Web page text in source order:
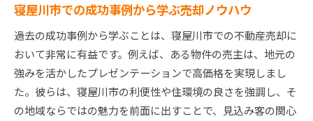
寝屋川市での成功事例から学ぶ売却ノウハウ
過去の成功事例から学ぶことは、寝屋川市での不動産売却に
おいて非常に有益です。例えば、ある物件の売主は、地元の
強みを活かしたプレゼンテーションで高価格を実現しまし
た。彼らは、寝屋川市の利便性や住環境の良さを強調し、そ
の地域ならではの魅力を前面に出すことで、見込み客の関心